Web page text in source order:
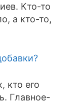
Кто-то
а кто-то,
кто его
Главное-